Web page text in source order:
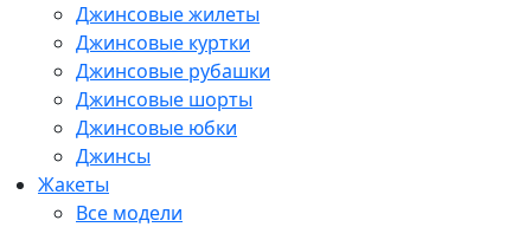
Джинсовые жилеты
Джинсовые куртки
Джинсовые рубашки
Джинсовые шорты
Джинсовые юбки
Джинсы
Жакеты
Все модели